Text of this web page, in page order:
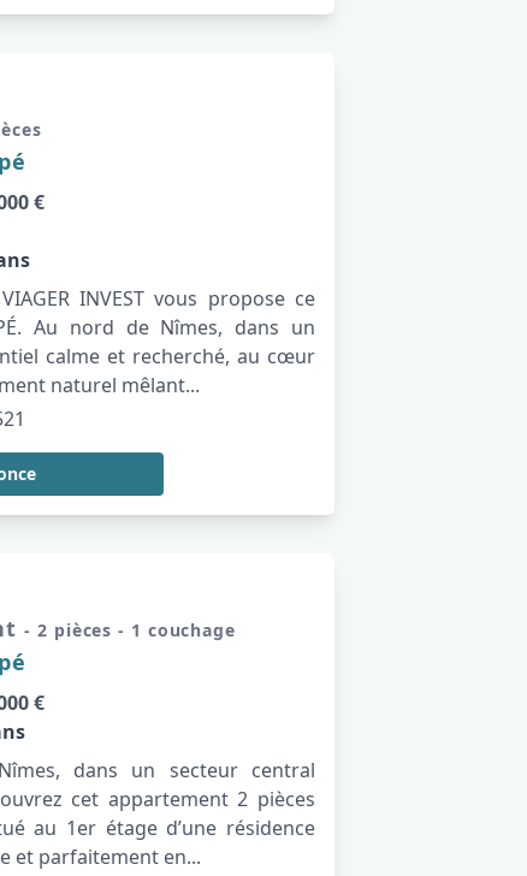
€
INVEST vous propose ce
Au nord de Nîmes, dans un
calme et recherché, au cœur
naturel mêlant...
- 2 pièces- 1 couchage
€
dans un secteur central
cet appartement 2 pièces
au 1er étage d’une résidence
et parfaitement en...